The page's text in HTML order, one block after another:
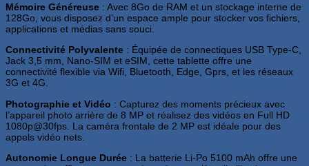
Mémoire Généreuse : Avec 8Go de RAM et un stockage interne de
128Go, vous disposez d’un espace ample pour stocker vos fichiers,
applications et médias sans souci.
Connectivité Polyvalente : Équipée de connectiques USB Type-C,
Jack 3,5 mm, Nano-SIM et eSIM, cette tablette offre une
connectivité flexible via Wifi, Bluetooth, Edge, Gprs, et les réseaux
3G et 4G.
Photographie et Vidéo : Capturez des moments précieux avec
l’appareil photo arrière de 8 MP et réalisez des vidéos en Full HD
1080p@30fps. La caméra frontale de 2 MP est idéale pour des
appels vidéo nets.
Autonomie Longue Durée : La batterie Li-Po 5100 mAh offre une